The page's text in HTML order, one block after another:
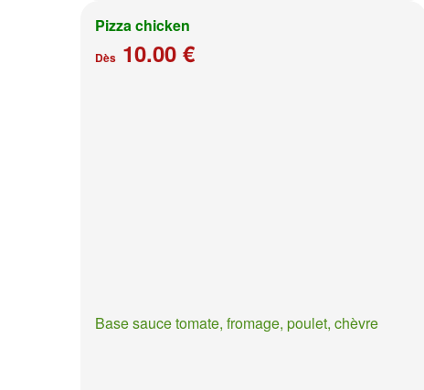
Pizza chicken
Dès 10.00 €
Base sauce tomate, fromage, poulet, chèvre